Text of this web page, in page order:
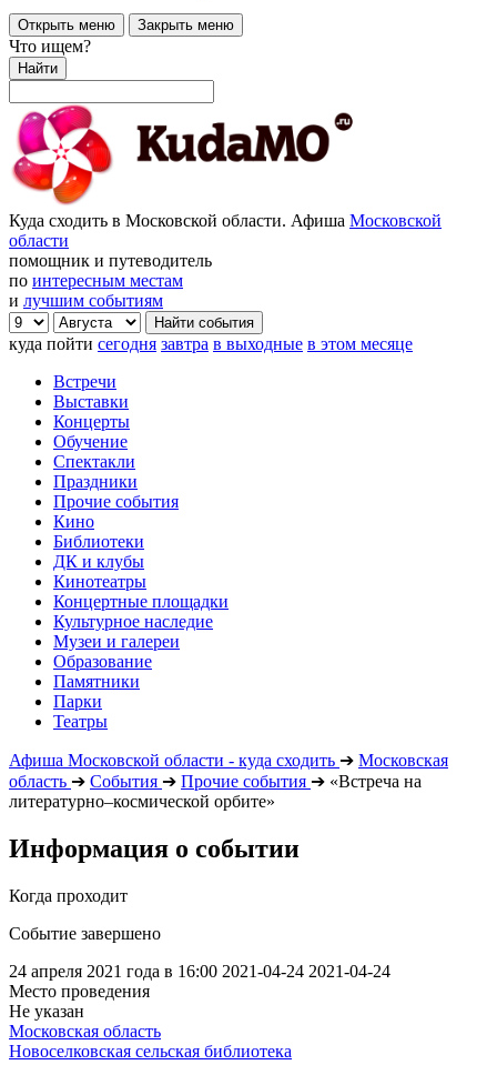
Открыть меню Закрыть меню
Что ищем?
Найти
Куда сходить в Московской области. Афиша Московской
области
помощник и путеводитель
по интересным местам
и лучшим событиям
куда пойти сегодня завтра в выходные в этом месяце
Встречи
Выставки
Концерты
Обучение
Спектакли
Праздники
Прочие события
Кино
Библиотеки
ДК и клубы
Кинотеатры
Концертные площадки
Культурное наследие
Музеи и галереи
Образование
Памятники
Парки
Театры
Афиша Московской области - куда сходить ➔ Московская
область ➔ События ➔ Прочие события ➔ «Встреча на
литературно–космической орбите»
Информация о событии
Когда проходит
Событие завершено
24 апреля 2021 года в 16:00 2021-04-24 2021-04-24
Место проведения
Не указан
Московская область
Новоселковская сельская библиотека